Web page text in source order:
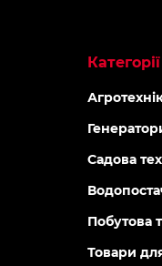
Категорії
Садова
Побутова
Товари